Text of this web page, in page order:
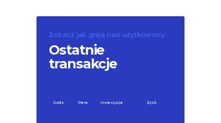
Zobacz jak grają nasi użytkownicy
Ostatnie
transakcje
Godz. Para Inwestycja Zysk